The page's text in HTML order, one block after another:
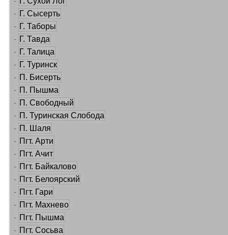
- Г. Сысерть
- Г. Таборы
- Г. Тавда
- Г. Талица
- Г. Туринск
- П. Бисерть
- П. Пышма
- П. Свободный
- П. Туринская Слобода
- П. Шаля
- Пгт. Арти
- Пгт. Ачит
- Пгт. Байкалово
- Пгт. Белоярский
- Пгт. Гари
- Пгт. Махнево
- Пгт. Пышма
- Пгт. Сосьва